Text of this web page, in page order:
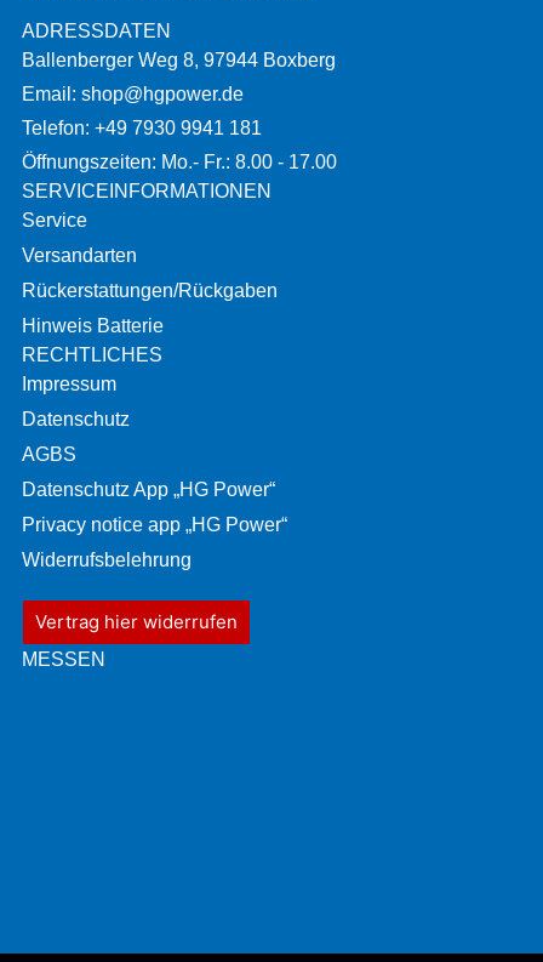
ADRESSDATEN
Ballenberger Weg 8, 97944 Boxberg
Email: shop@hgpower.de
Telefon: +49 7930 9941 181
Öffnungszeiten: Mo.- Fr.: 8.00 - 17.00
SERVICEINFORMATIONEN
Service
Versandarten
Rückerstattungen/Rückgaben
Hinweis Batterie
RECHTLICHES
Impressum
Datenschutz
AGBS
Datenschutz App „HG Power“
Privacy notice app „HG Power“
Widerrufsbelehrung
Vertrag hier widerrufen
MESSEN